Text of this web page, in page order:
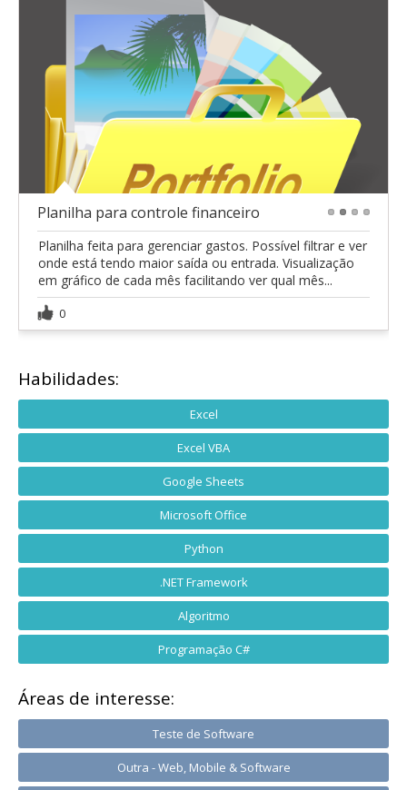
Planilha para controle financeiro
Planilha feita para gerenciar gastos. Possível filtrar e ver
onde está tendo maior saída ou entrada. Visualização
em gráfico de cada mês facilitando ver qual mês...
0
Habilidades:
Excel
Excel VBA
Google Sheets
Microsoft Office
Python
.NET Framework
Algoritmo
Programação C#
Áreas de interesse:
Teste de Software
Outra - Web, Mobile & Software